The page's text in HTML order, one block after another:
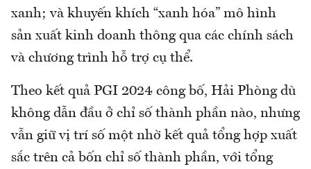
xanh; và khuyến khích “xanh hóa” mô hình
sản xuất kinh doanh thông qua các chính sách
và chương trình hỗ trợ cụ thể.
Theo kết quả PGI 2024 công bố, Hải Phòng dù
không dẫn đầu ở chỉ số thành phần nào, nhưng
vẫn giữ vị trí số một nhờ kết quả tổng hợp xuất
sắc trên cả bốn chỉ số thành phần, với tổng